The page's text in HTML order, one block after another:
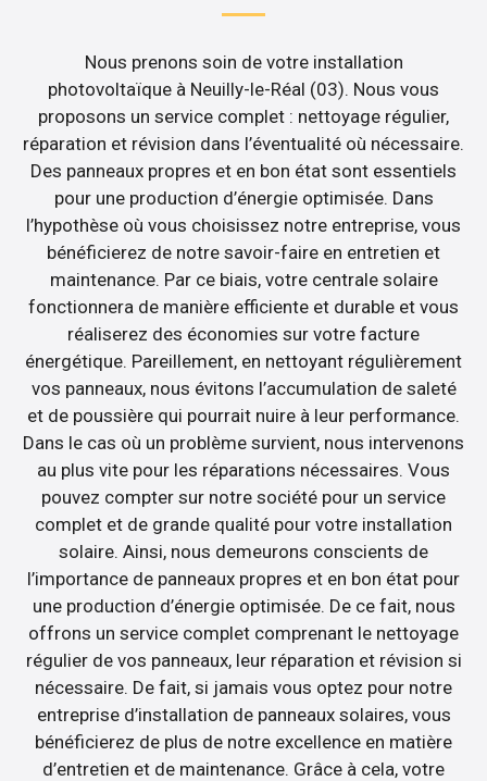
Nous prenons soin de votre installation
photovoltaïque à Neuilly-le-Réal (03). Nous vous
proposons un service complet : nettoyage régulier,
réparation et révision dans l’éventualité où nécessaire.
Des panneaux propres et en bon état sont essentiels
pour une production d’énergie optimisée. Dans
l’hypothèse où vous choisissez notre entreprise, vous
bénéficierez de notre savoir-faire en entretien et
maintenance. Par ce biais, votre centrale solaire
fonctionnera de manière efficiente et durable et vous
réaliserez des économies sur votre facture
énergétique. Pareillement, en nettoyant régulièrement
vos panneaux, nous évitons l’accumulation de saleté
et de poussière qui pourrait nuire à leur performance.
Dans le cas où un problème survient, nous intervenons
au plus vite pour les réparations nécessaires. Vous
pouvez compter sur notre société pour un service
complet et de grande qualité pour votre installation
solaire. Ainsi, nous demeurons conscients de
l’importance de panneaux propres et en bon état pour
une production d’énergie optimisée. De ce fait, nous
offrons un service complet comprenant le nettoyage
régulier de vos panneaux, leur réparation et révision si
nécessaire. De fait, si jamais vous optez pour notre
entreprise d’installation de panneaux solaires, vous
bénéficierez de plus de notre excellence en matière
d’entretien et de maintenance. Grâce à cela, votre